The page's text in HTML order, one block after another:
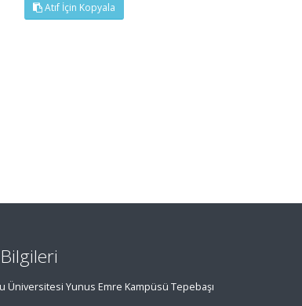
Atıf İçin Kopyala
Üniversitesi Yunus Emre Kampüsü Tepebaşı